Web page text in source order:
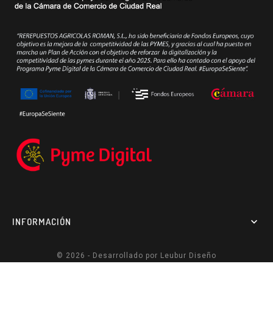
INFORMACIÓN 
© 2026 - Desarrollado por Leubur Diseño